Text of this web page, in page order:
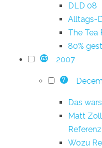
DLD 08
Alltags-
The Tea
80%
63 2007
7
Das
Matt
Wozu